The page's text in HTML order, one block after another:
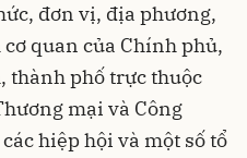
đơn vị, địa phương,
quan của Chính phủ,
thành phố trực thuộc
mại và Công
hiệp hội và một số tổ